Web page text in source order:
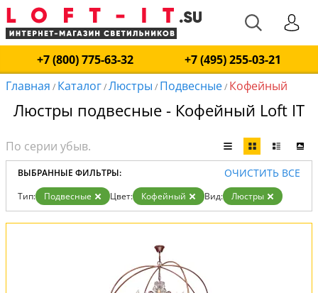
+7 (800) 775-63-32
+7 (495) 255-03-21
Главная / Каталог/Люстры / Подвесные/ Кофейный
Люстры подвесные - Кофейный Loft IT
ВЫБРАННЫЕ ФИЛЬТРЫ: ОЧИСТИТЬ ВСЕ
Тип: Подвесные Цвет: Кофейный Вид: Люстры